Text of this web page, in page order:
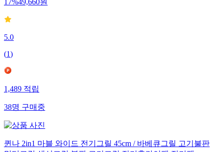
17%49,660원
5.0
(1)
1,489적립
38명구매중
퀸나 2in1 마블 와이드 전기그릴 45cm / 바베큐그릴 고기불판